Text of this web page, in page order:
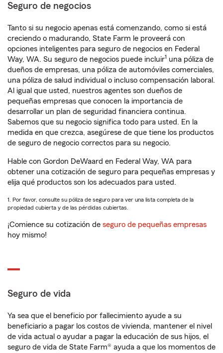
Seguro de negocios
Tanto si su negocio apenas está comenzando, como si está
creciendo o madurando, State Farm le proveerá con
opciones inteligentes para seguro de negocios en Federal
Way, WA. Su seguro de negocios puede incluir1 una póliza de
dueños de empresas, una póliza de automóviles comerciales,
una póliza de salud individual o incluso compensación laboral.
Al igual que usted, nuestros agentes son dueños de
pequeñas empresas que conocen la importancia de
desarrollar un plan de seguridad financiera continua.
Sabemos que su negocio significa todo para usted. En la
medida en que crezca, asegúrese de que tiene los productos
de seguro de negocio correctos para su negocio.
Hable con Gordon DeWaard en Federal Way, WA para
obtener una cotización de seguro para pequeñas empresas y
elija qué productos son los adecuados para usted.
1. Por favor, consulte su póliza de seguro para ver una lista completa de la
propiedad cubierta y de las pérdidas cubiertas.
¡Comience su cotización de seguro de pequeñas empresas
hoy mismo!
Seguro de vida
Ya sea que el beneficio por fallecimiento ayude a su
beneficiario a pagar los costos de vivienda, mantener el nivel
de vida actual o ayudar a pagar la educación de sus hijos, el
seguro de vida de State Farm® ayuda a que los momentos de